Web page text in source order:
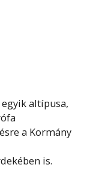
altípusa,
a Kormány
is.